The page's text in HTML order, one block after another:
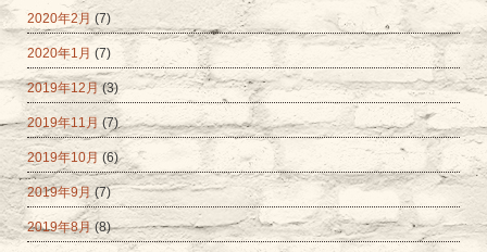
2020年2月 (7)
2020年1月 (7)
2019年12月(3)
2019年11月 (7)
2019年10月(6)
2019年9月(7)
2019年8月(8)